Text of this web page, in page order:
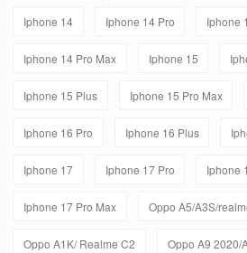
Iphone 14 Iphone 14 Pro Iphone
Iphone 14 Pro Max Iphone 15
Iphone 15 Plus Iphone 15 Pro Max
Iphone 16 Pro Iphone 16 Plus
Iphone 17 Iphone 17 Pro Iphone
Iphone 17 Pro Max Oppo A5/A3S/
Oppo A1K/ Realme C2 Oppo A9 2020/